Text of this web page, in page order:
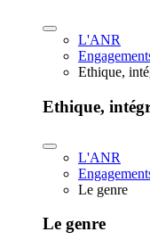
L'ANR
Ethique,
Ethique,
L'ANR
Le genre
Le genre